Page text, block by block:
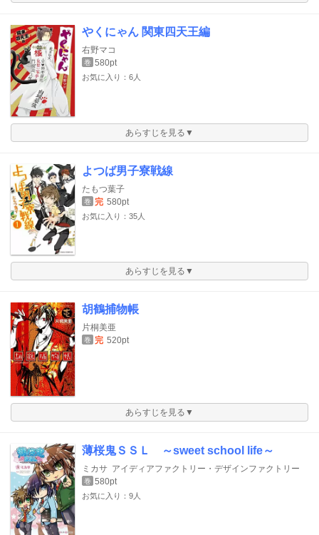
やくにゃん 関東四天王編
右野マコ
巻 580pt
お気に入り：6人
あらすじを見る▼
よつば男子寮戦線
たもつ葉子
巻 完 580pt
お気に入り：35人
あらすじを見る▼
胡鶴捕物帳
片桐美亜
巻 完 520pt
あらすじを見る▼
薄桜鬼ＳＳＬ ～sweet school life～
ミカサ アイディアファクトリー・デザインファクトリー
巻 580pt
お気に入り：9人